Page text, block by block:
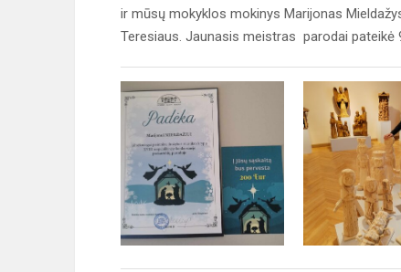
ir mūsų mokyklos mokinys Marijonas
Teresiaus. Jaunasis meistras parodai pateikė